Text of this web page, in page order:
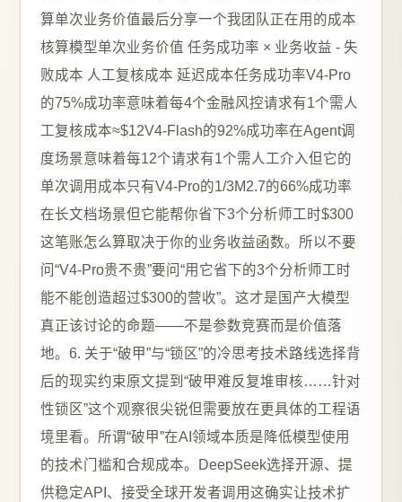
算单次业务价值最后分享一个我团队正在用的成本
核算模型单次业务价值 任务成功率 × 业务收益 - 失
败成本 人工复核成本 延迟成本任务成功率V4-Pro
的75%成功率意味着每4个金融风控请求有1个需人
工复核成本≈$12V4-Flash的92%成功率在Agent调
度场景意味着每12个请求有1个需人工介入但它的
单次调用成本只有V4-Pro的1/3M2.7的66%成功率
在长文档场景但它能帮你省下3个分析师工时$300
这笔账怎么算取决于你的业务收益函数。所以不要
问“V4-Pro贵不贵”要问“用它省下的3个分析师工时
能不能创造超过$300的营收”。这才是国产大模型
真正该讨论的命题——不是参数竞赛而是价值落
地。6. 关于“破甲”与“锁区”的冷思考技术路线选择背
后的现实约束原文提到“破甲难反复堆审核……针对
性锁区”这个观察很尖锐但需要放在更具体的工程语
境里看。所谓“破甲”在AI领域本质是降低模型使用
的技术门槛和合规成本。DeepSeek选择开源、提
供稳定API、接受全球开发者调用这确实让技术扩